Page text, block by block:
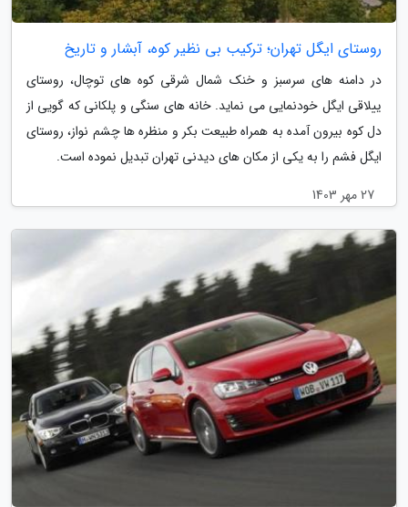
روستای ایگل تهران؛ ترکیب بی نظیر کوه، آبشار و تاریخ
در دامنه های سرسبز و خنک شمال شرقی کوه های توچال، روستای
ییلاقی ایگل خودنمایی می نماید. خانه های سنگی و پلکانی که گویی از
دل کوه بیرون آمده به همراه طبیعت بکر و منظره ها چشم نواز، روستای
ایگل فشم را به یکی از مکان های دیدنی تهران تبدیل نموده است.
27 مهر 1403